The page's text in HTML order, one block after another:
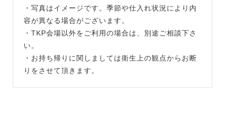
・写真はイメージです。季節や仕入れ状況により内
容が異なる場合がございます。
・TKP会場以外をご利用の場合は、別途ご相談下さ
い。
・お持ち帰りに関しましては衛生上の観点からお断
りをさせて頂きます。